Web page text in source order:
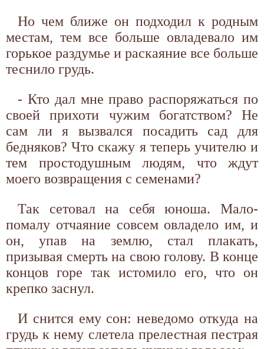
Но чем ближе он подходил к родным
местам, тем все больше овладевало им
горькое раздумье и раскаяние все больше
теснило грудь.
- Кто дал мне право распоряжаться по
своей прихоти чужим богатством? Не
сам ли я вызвался посадить сад для
бедняков? Что скажу я теперь учителю и
тем простодушным людям, что ждут
моего возвращения с семенами?
Так сетовал на себя юноша. Мало-
помалу отчаяние совсем овладело им, и
он, упав на землю, стал плакать,
призывая смерть на свою голову. В конце
концов горе так истомило его, что он
крепко заснул.
И снится ему сон: неведомо откуда на
грудь к нему слетела прелестная пестрая